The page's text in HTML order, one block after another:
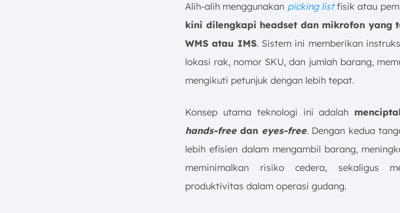
Alih-alih menggunakan picking listfisik atau
kini dilengkapi headset dan mikrofon yang
WMS atau IMS. Sistem ini memberikan
lokasi rak, nomor SKU, dan jumlah barang,
mengikuti petunjuk dengan lebih tepat.
Konsep utama teknologi ini adalah
hands-freedan eyes-free. Dengan kedua
lebih efisien dalam mengambil barang,
meminimalkan risiko cedera, sekaligus
produktivitas dalam operasi gudang.